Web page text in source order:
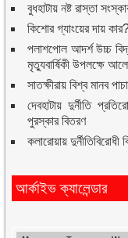
বুধহাটায় নষ্ট রাস্তা
কিশোর গ্যাংয়ের দায়
পলাশপোল আদর্শ উচ্চ
মৃত্যুবার্ষিকী উপলক্ষে
সাতক্ষীরায় বিশ্ব মানব
দেবহাটায় দুর্নীতি
পুরস্কার বিতরণ
কলারোয়ায়
আর্কাইভ ক্যালেন্ডার